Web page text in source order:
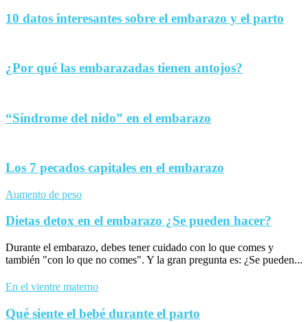
10 datos interesantes sobre el embarazo y el parto
¿Por qué las embarazadas tienen antojos?
“Síndrome del nido” en el embarazo
Los 7 pecados capitales en el embarazo
Aumento de peso
Dietas detox en el embarazo ¿Se pueden hacer?
Durante el embarazo, debes tener cuidado con lo que comes y
también "con lo que no comes". Y la gran pregunta es: ¿Se pueden...
En el vientre materno
Qué siente el bebé durante el parto